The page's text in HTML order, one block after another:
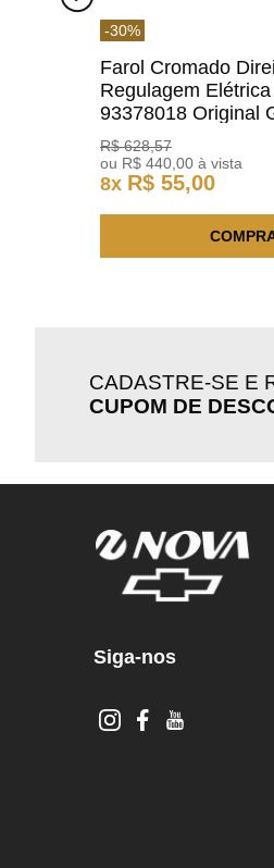
-30%
Farol Cromado
Regulagem
93378018 Original
R$ 628,57
ou R$ 440 ,00 à vista
8x R$ 55,00
CADASTRE-SE E
CUPOM DE
Siga-nos